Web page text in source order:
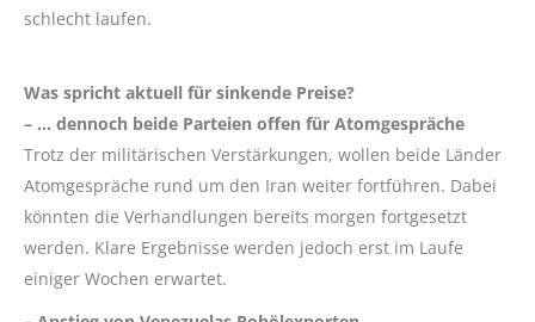
schlecht laufen.
Was spricht aktuell für sinkende Preise?
– … dennoch beide Parteien offen für Atomgespräche
Trotz der militärischen Verstärkungen, wollen beide Länder
Atomgespräche rund um den Iran weiter fortführen. Dabei
könnten die Verhandlungen bereits morgen fortgesetzt
werden. Klare Ergebnisse werden jedoch erst im Laufe
einiger Wochen erwartet.